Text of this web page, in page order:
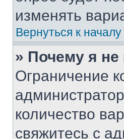
изменять
Вернуться к началу
» Почему я не
Ограничение
количество
свяжитесь с